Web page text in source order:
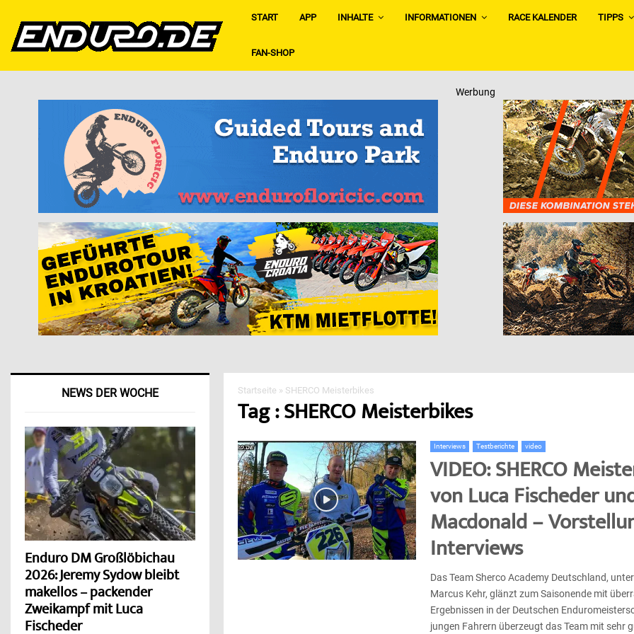
START APP INHALTE INFORMATIONEN RACE KALENDER TIPPS
FAN-SHOP
Werbung
Startseite » SHERCO Meisterbikes
Tag : SHERCO Meisterbikes
Interviews Testberichte video
VIDEO: SHERCO
von Luca Fischeder
Macdonald –
Interviews
Das Team Sherco Academy Deutschland,
Marcus Kehr, glänzt zum Saisonende mit
Ergebnissen in der Deutschen
jungen Fahrern überzeugt das Team mit sehr
NEWS DER WOCHE
Enduro DM Großlöbichau
2026: Jeremy Sydow bleibt
makellos – packender
Zweikampf mit Luca
Fischeder